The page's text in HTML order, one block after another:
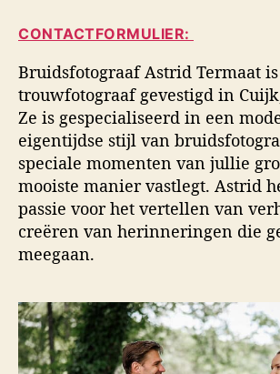
d
s
f
o
t
o
g
r
a
f
i
u
e
u
r
u
m
CONTACTFORMULIER:
Bruidsfotograaf Astrid Termaat
trouwfotograaf gevestigd in
Ze is gespecialiseerd in een
eigentijdse stijl van
speciale momenten van jullie
mooiste manier vastlegt. Astrid
passie voor het vertellen van
creëren van herinneringen die
meegaan.